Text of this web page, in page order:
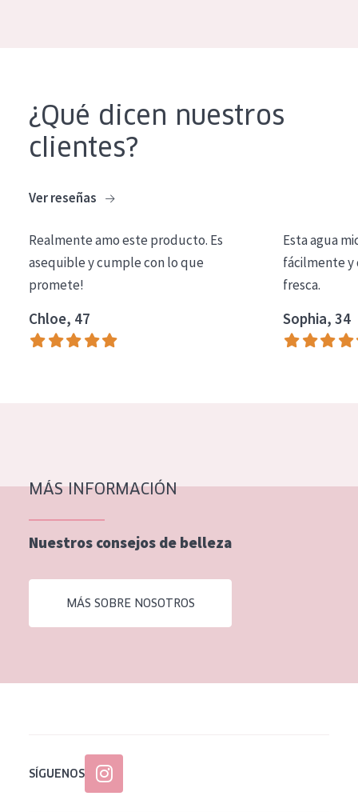
Lift+
Expert
TIPO DE PIEL
Piel normal y seca
Piel mixata o grasa
Piel madura
Piel expuesta al sol
Edad: de 35 a 55
¿Qué dicen nuestros
clientes?
Ver reseñas
Realmente amo este producto. Es
asequible y cumple con lo que
promete!
Chloe, 47
Esta agua
fácilmente y
fresca.
Sophia, 34
MÁS INFORMACIÓN
Nuestros consejos de belleza
MÁS SOBRE NOSOTROS
SÍGUENOS